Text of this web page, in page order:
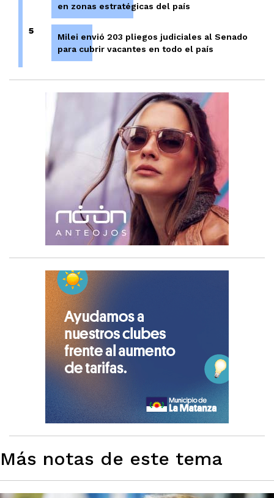
en zonas estratégicas del país
5
Milei envió 203 pliegos judiciales al Senado
para cubrir vacantes en todo el país
Más notas de este tema